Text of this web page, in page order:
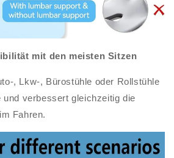
mit den meisten Sitzen
, Lkw-, Bürostühle oder Rollstühle
und verbessert gleichzeitig die
Fahren.